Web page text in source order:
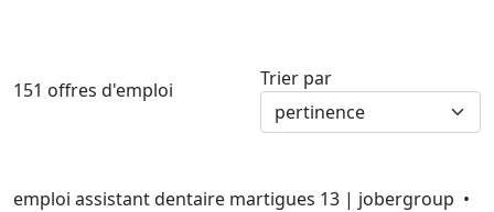
151 offres d'emploi Trier par
emploi assistant dentaire martigues 13 | jobergroup •